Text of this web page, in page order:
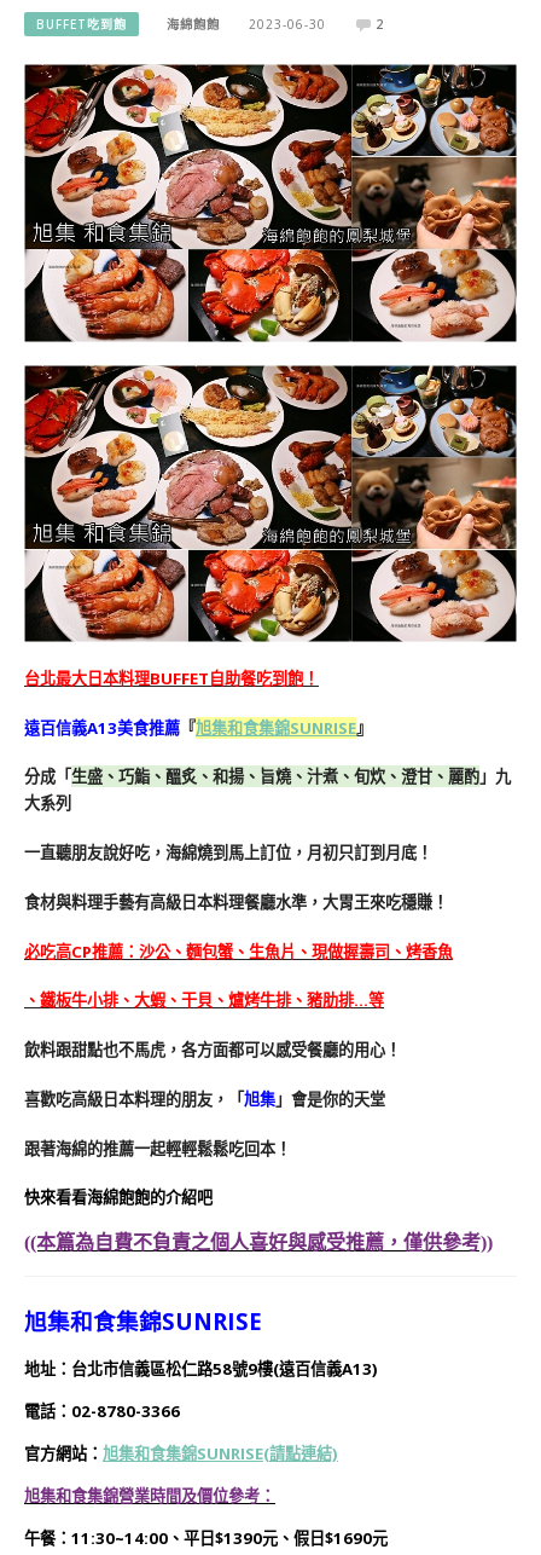
BUFFET吃到飽 海綿飽飽 2023-06-30 2
台北最大日本料理BUFFET自助餐吃到飽！
遠百信義A13美食推薦 『旭集和食集錦SUNRISE』
分成「生盛、巧鮨、醞炙、和揚、旨燒、汁煮、旬炊、澄甘、麗酌」九
大系列
一直聽朋友說好吃，海綿燒到馬上訂位，月初只訂到月底 ！
食材與料理手藝有高級日本料理餐廳水準，大胃王來吃穩賺！
必吃高CP推薦：沙公、麵包蟹、生魚片、現做握壽司、烤香魚
、 鐵板牛小排、大蝦、干貝、爐烤牛排、豬肋排…等
飲料跟甜點也不馬虎，各方面都可以感受餐廳的用心！
喜歡吃高級日本料理的朋友，「旭集」會是你的天堂
跟著海綿的推薦一起輕輕鬆鬆吃回本！
快來看看海綿飽飽的介紹吧
((本篇為自費不負責之個人喜好與感受推薦，僅供參考))
旭集和食集錦SUNRISE
地址：台北市信義區松仁路58號9樓(遠百信義A13)
電話：02-8780-3366
官方網站： 旭集和食集錦SUNRISE(請點連結)
旭集和食集錦營業時間及價位參考：
午餐：11:30~14:00、平日$1390元、假日$1690元